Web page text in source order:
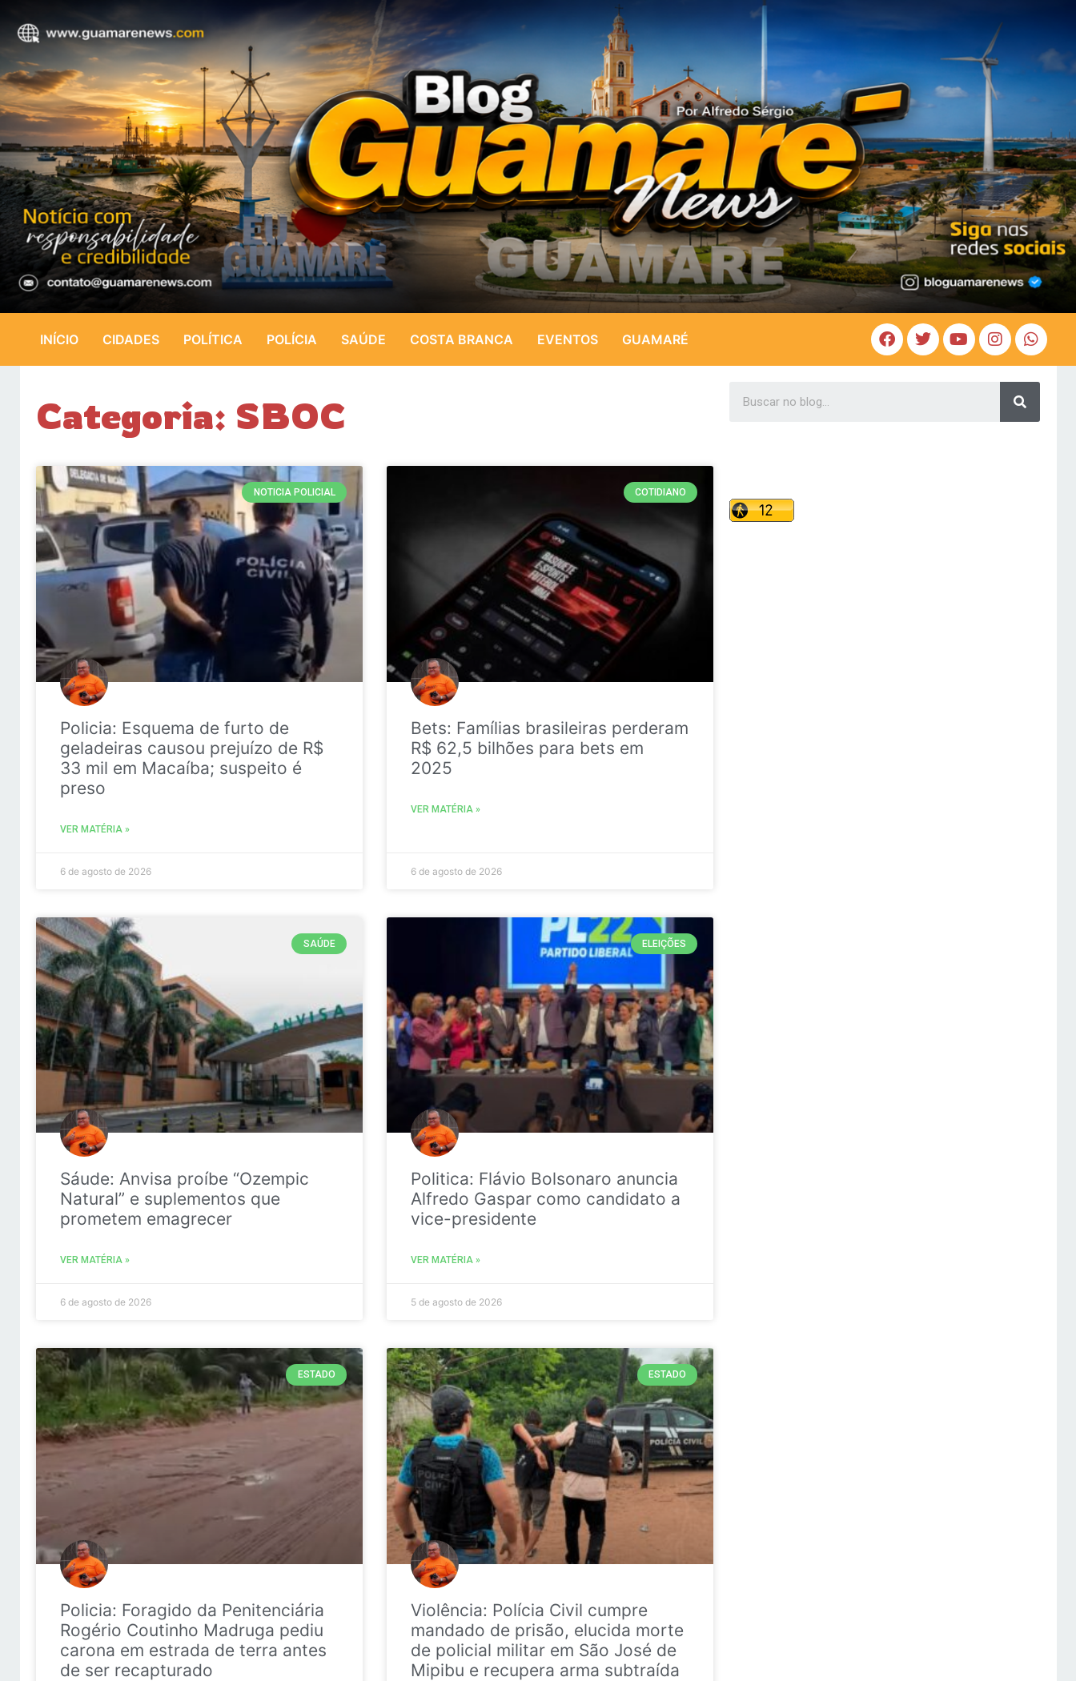
INÍCIO CIDADES POLÍTICA POLÍCIA SAÚDE COSTA BRANCA EVENTOS GUAMARÉ
Categoria: SBOC
NOTICIA POLICIAL
Policia: Esquema de furto de
geladeiras causou prejuízo de R$
33 mil em Macaíba; suspeito é
preso
VER MATÉRIA »
6 de agosto de 2026
COTIDIANO
Bets: Famílias brasileiras perderam
R$ 62,5 bilhões para bets em
2025
VER MATÉRIA »
6 de agosto de 2026
SAÚDE
Sáude: Anvisa proíbe “Ozempic
Natural” e suplementos que
prometem emagrecer
VER MATÉRIA »
6 de agosto de 2026
ELEIÇÕES
Politica: Flávio Bolsonaro anuncia
Alfredo Gaspar como candidato a
vice-presidente
VER MATÉRIA »
5 de agosto de 2026
ESTADO
Policia: Foragido da Penitenciária
Rogério Coutinho Madruga pediu
carona em estrada de terra antes
de ser recapturado
ESTADO
Violência: Polícia Civil cumpre
mandado de prisão, elucida morte
de policial militar em São José de
Mipibu e recupera arma subtraída